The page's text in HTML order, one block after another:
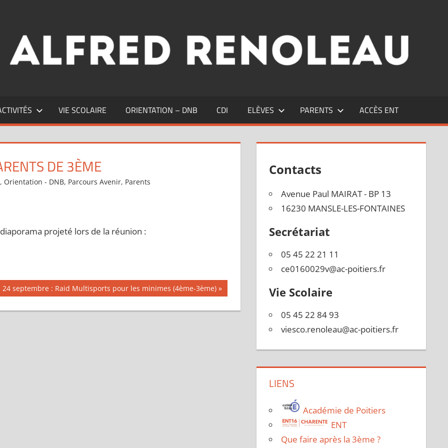
VIE SCOLAIRE ORIENTATION – DNB CDI ELÈVES PARENTS ACCÈS ENT
DE 3ÈME
, Orientation - DNB, Parcours Avenir, Parents
projeté lors de la réunion :
24 septembre : Raid Multisports pour les minimes (4ème-3ème)
Contacts
Avenue Paul MAIRAT - BP 13
16230 MANSLE-LES-FONTAINES
Secrétariat
05 45 22 21 11
ce0160029v@ac-poitiers.fr
Vie Scolaire
05 45 22 84 93
viesco.renoleau@ac-poitiers.fr
LIENS
Académie de Poitiers
ENT
Que faire après la 3ème ?